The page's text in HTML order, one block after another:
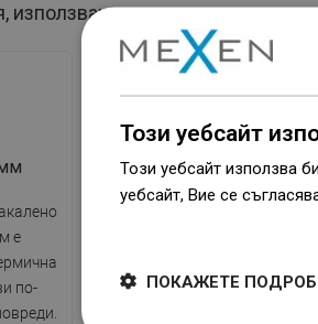
използвани в този продукт
е
по-
Покритие EasyClean
повърхност на стъклото,
Този уебсайт
Този уебсайт използва
уебсайт, Вие се
ПОКАЖЕТЕ